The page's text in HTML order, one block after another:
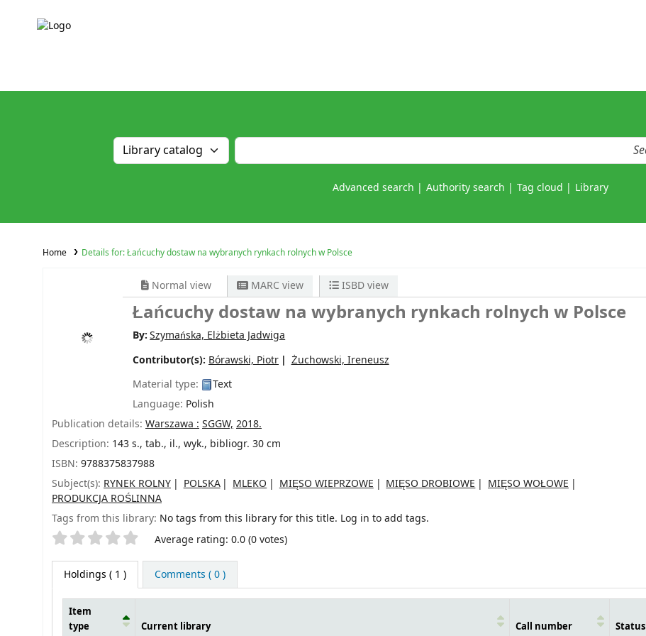
Advanced search Authority search Tag cloud Library
Home Details for:Łańcuchy dostaw na wybranych rynkach rolnych w Polsce
Normal view MARC view ISBD view
Łańcuchy dostaw na wybranych rynkach rolnych w Polsce
By:Szymańska, Elżbieta Jadwiga
Contributor(s): Bórawski, Piotr
Żuchowski, Ireneusz
Material type:
Text
Language: Polish
Publication details: Warszawa : SGGW, 2018.
Description: 143 s., tab., il., wyk., bibliogr. 30 cm
ISBN: 9788375837988
Subject(s): RYNEK ROLNY POLSKA MLEKO MIĘSO WIEPRZOWE MIĘSO DROBIOWE
MIĘSO WOŁOWE
PRODUKCJA ROŚLINNA
Tags from this library: No tags from this library for this title. Log in to add tags.
Star ratings Average rating: 0.0 (0 votes)
Holdings ( 1 ) Comments ( 0 )
Item
type
Current library Call number Status